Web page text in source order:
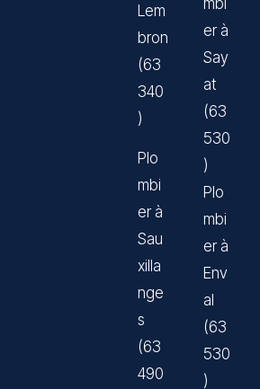
Lem
bron
(63
340
)
Plo
mbi
er à
Sau
xilla
nge
s
(63
490
er à
Say
at
(63
530
)
Plo
mbi
er à
Env
al
(63
530
)